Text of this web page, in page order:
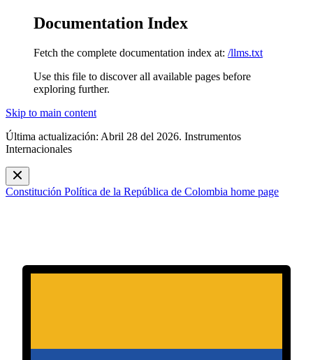
Documentation Index
Fetch the complete documentation index at: /llms.txt
Use this file to discover all available pages before
exploring further.
Skip to main content
Última actualización: Abril 28 del 2026. Instrumentos
Internacionales
Constitución Política de la República de Colombia home page